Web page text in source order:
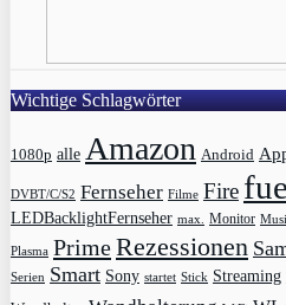
Wichtige Schlagwörter
1080p alle Amazon Android
DVBT/C/S2 Fernseher Filme Fire
LEDBacklightFernseher max. Monitor
Plasma PrimeRezessionen
Serien Smart Sony startet Stick Streaming